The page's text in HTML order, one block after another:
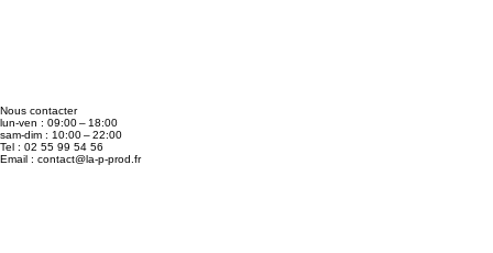
Nous contacter
lun-ven : 09:00 – 18:00
sam-dim : 10:00 – 22:00
Tel : 02 55 99 54 56
Email : contact@la-p-prod.fr